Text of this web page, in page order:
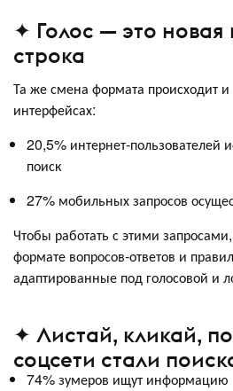
✦ Голос — это новая
строка
Та же смена формата происходит и
интерфейсах:
20,5% интернет-пользователей
поиск
27% мобильных запросов
Чтобы работать с этими
формате вопросов-ответов и
адаптированные под голосовой и
✦ Листай, кликай,
соцсети стали
74% зумеров ищут информацию